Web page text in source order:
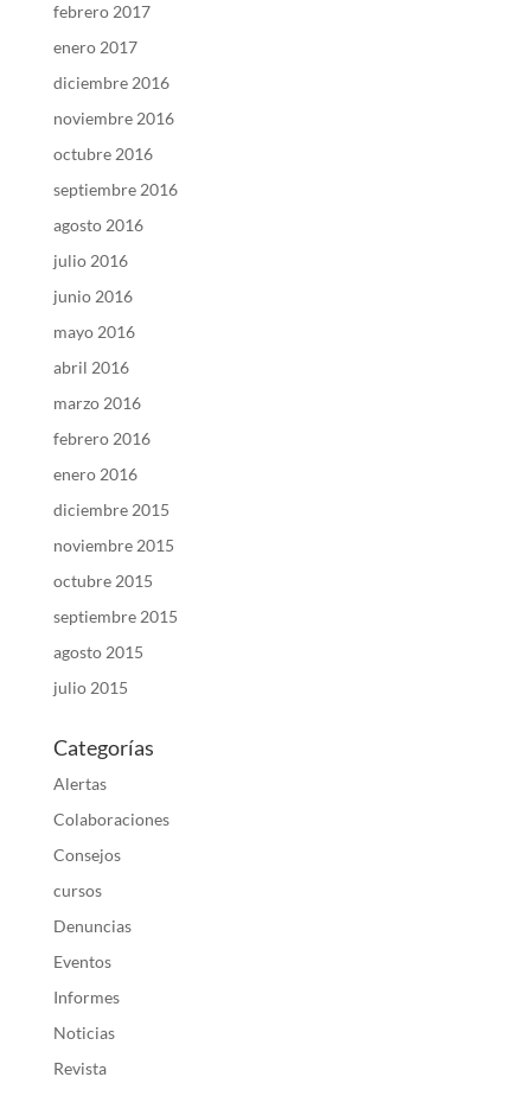
febrero 2017
enero 2017
diciembre 2016
noviembre 2016
octubre 2016
septiembre 2016
agosto 2016
julio 2016
junio 2016
mayo 2016
abril 2016
marzo 2016
febrero 2016
enero 2016
diciembre 2015
noviembre 2015
octubre 2015
septiembre 2015
agosto 2015
julio 2015
Categorías
Alertas
Colaboraciones
Consejos
cursos
Denuncias
Eventos
Informes
Noticias
Revista